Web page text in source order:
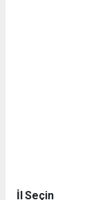
İl Seçin